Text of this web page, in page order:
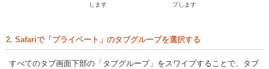
します
プします
2. Safariで「プライベート」のタブグループを選択する
すべてのタブ画面下部の「タブグループ」をスワイプすることで、タブ